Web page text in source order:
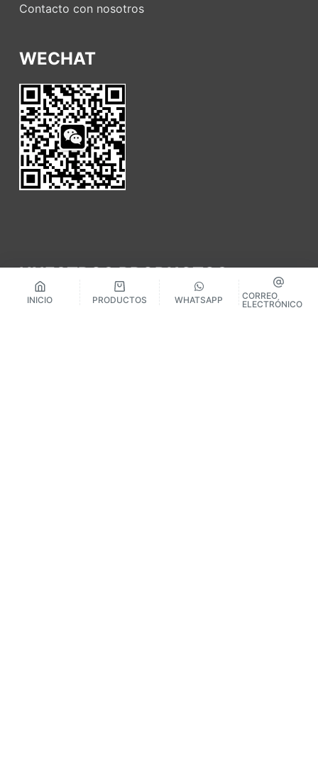
INICIO PRODUCTOS WHATSAPP
CORREO
ELECTRÓNICO
Contacto con nosotros
WECHAT
NUESTROS PRODUCTOS